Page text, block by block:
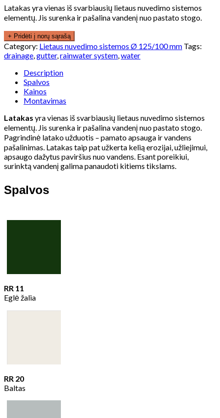
Latakas yra vienas iš svarbiausių lietaus nuvedimo sistemos
elementų. Jis surenka ir pašalina vandenį nuo pastato stogo.
+ Pridėti į norų sąrašą
Category: Lietaus nuvedimo sistemos Ø 125/100 mm Tags:
drainage,gutter,rainwater system,water
Description
Spalvos
Kainos
Montavimas
Latakas yra vienas iš svarbiausių lietaus nuvedimo sistemos
elementų. Jis surenka ir pašalina vandenį nuo pastato stogo.
Pagrindinė latako užduotis – pamato apsauga ir vandens
pašalinimas. Latakas taip pat užkerta kelią erozijai, užliejimui,
apsaugo dažytus paviršius nuo vandens. Esant poreikiui,
surinktą vandenį galima panaudoti kitiems tikslams.
Spalvos
RR 11
Eglė žalia
RR 20
Baltas